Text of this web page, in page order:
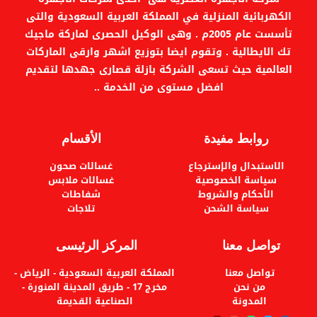
جورنيه:
إطار خارجي من مواد أكثر مقاومة لعمر
استخدام طويل وتحمل محسن لمختلف
الظروف
سعة تحضير كبيرة نسبيا تصل إلى 73
توزيع حرارة محسن يضمن توزيع حرارة
إمكانية تحضير المخبوزات وغيرها من
الوصفات الخاصة بالإعتماد على البخار
إمكانية تنظيف فرن بلت ان جورينجي
بأريحية مطلقة بفضل خاصية أكوا كلين
التي تعمل على اذابة البقع بالبخار
وتنظيفها بسهولة
الضمان: سنتان.
التوصيل والتركيب: مجانًا داخل الرياض.
الضمان: سنتين.
الخدمات: توصيل وتركيب مجاني داخل
الرياض.
الكهربائية المنزلية في المملكة العربية السعودية والتى
تأسست عام 2005م . وهى الوكيل الحصرى لماركة ماجيك
تك الايطالية . وتقوم ايضا بتوزيع اشهر وارقى الماركات
العالمية حيث تسعى الشركة بازلة قصارى جهدها لتقديم
افضل مستوى من الخدمة ..
روابط مفيدة
الاستبدال والإسترجاع
سياسة الخصوصية
الأحكام والشروط
سياسة الشحن
الأقسام
غسالات صحون
غسالات ملابس
شفاطات
تلاجات
تواصل معنا
تواصل معنا
من نحن
المدونة
المركز الرئيسى
المملكة العربية السعودية - الرياض -
مخرج 17 - طريق المدينة المنورة -
الصناعية القديمة